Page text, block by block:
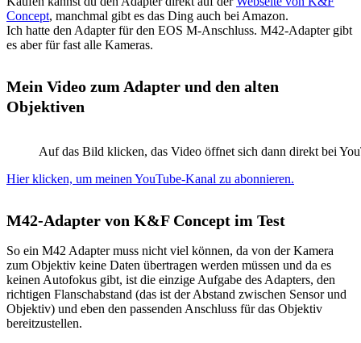
Concept, manchmal gibt es das Ding auch bei Amazon.
Ich hatte den Adapter für den EOS M-Anschluss. M42-Adapter gibt
es aber für fast alle Kameras.
Mein Video zum Adapter und den alten
Objektiven
Auf das Bild klicken, das Video öffnet sich dann direkt bei
Hier klicken, um meinen YouTube-Kanal zu abonnieren.
M42-Adapter von K&F Concept im Test
So ein M42 Adapter muss nicht viel können, da von der Kamera
zum Objektiv keine Daten übertragen werden müssen und da es
keinen Autofokus gibt, ist die einzige Aufgabe des Adapters, den
richtigen Flanschabstand (das ist der Abstand zwischen Sensor und
Objektiv) und eben den passenden Anschluss für das Objektiv
bereitzustellen.